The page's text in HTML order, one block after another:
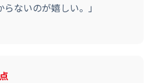
ないのが嬉しい。」